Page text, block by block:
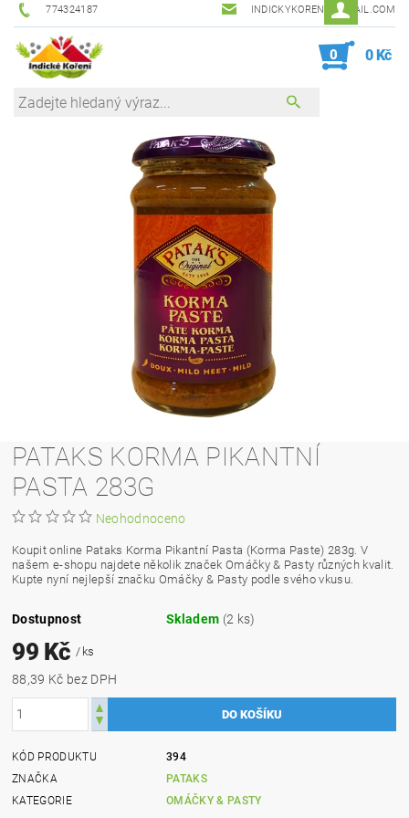
774324187 INDICKYKORENI@GMAIL.COM
0 0 Kč
PATAKS KORMA PIKANTNÍ
PASTA 283G
Neohodnoceno
Koupit online Pataks Korma Pikantní Pasta (Korma Paste) 283g. V
našem e-shopu najdete několik značek Omáčky & Pasty různých kvalit.
Kupte nyní nejlepší značku Omáčky & Pasty podle svého vkusu.
Dostupnost Skladem (2 ks)
99 Kč/ ks
88,39 Kč bez DPH
KÓD PRODUKTU
394
ZNAČKA
PATAKS
KATEGORIE
OMÁČKY & PASTY